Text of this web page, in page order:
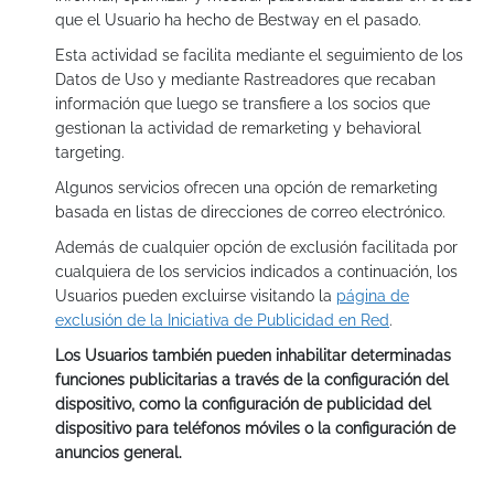
que el Usuario ha hecho de Bestway en el pasado.
Esta actividad se facilita mediante el seguimiento de los
Datos de Uso y mediante Rastreadores que recaban
información que luego se transfiere a los socios que
gestionan la actividad de remarketing y behavioral
targeting.
Algunos servicios ofrecen una opción de remarketing
basada en listas de direcciones de correo electrónico.
Además de cualquier opción de exclusión facilitada por
cualquiera de los servicios indicados a continuación, los
Usuarios pueden excluirse visitando la página de
exclusión de la Iniciativa de Publicidad en Red.
Los Usuarios también pueden inhabilitar determinadas
funciones publicitarias a través de la configuración del
dispositivo, como la configuración de publicidad del
dispositivo para teléfonos móviles o la configuración de
anuncios general.